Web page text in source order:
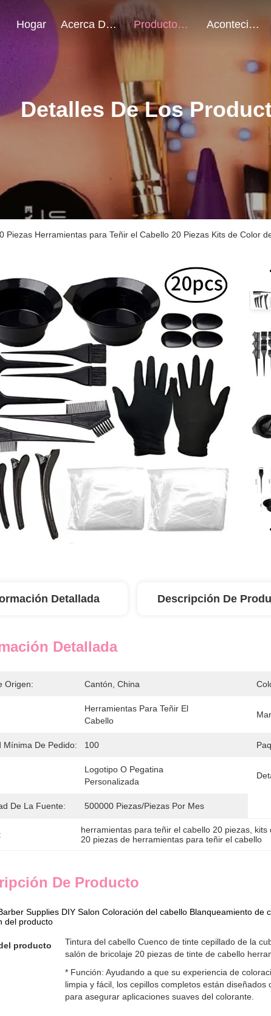
Hogar Acerca De Nosotros Productos Acontecimientos
Detalles De Los
Piezas Herramientas para Teñir el Cabello 20 Piezas Kits de Color
Detallada Descripción De
Detallada
Origen: Cantón, China
Herramientas Para Teñir El
Cabello
Mínima De Pedido: 100
Logotipo O Pegatina
Personalizada
De La Fuente: 500000 Piezas/piezas Por Mes
herramientas para teñir el cabello 20 piezas kits
20 piezas de herramientas para teñir el cabello
De Producto
Supplies DIY Salon Coloración del cabello Blanqueamiento de
del producto
producto
Tintura del cabello Cuenco de tinte cepillado de la
salón de bricolaje 20 piezas de tinte de cabello
* Función: Ayudando a que su experiencia de
limpia y fácil, los cepillos completos están
para asegurar aplicaciones suaves del colorante.